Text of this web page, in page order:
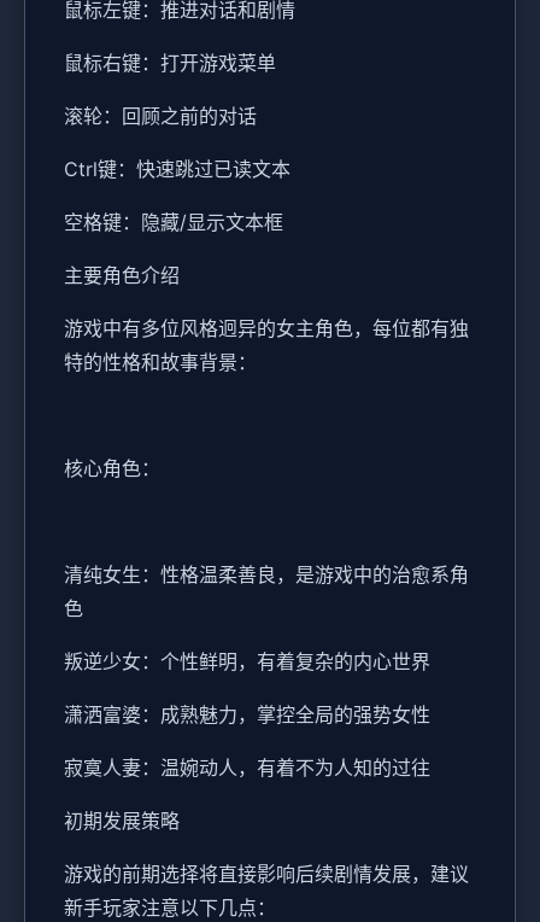
鼠标左键：推进对话和剧情
鼠标右键：打开游戏菜单
滚轮：回顾之前的对话
Ctrl键：快速跳过已读文本
空格键：隐藏/显示文本框
主要角色介绍
游戏中有多位风格迥异的女主角色，每位都有独
特的性格和故事背景：
核心角色：
清纯女生：性格温柔善良，是游戏中的治愈系角
色
叛逆少女：个性鲜明，有着复杂的内心世界
潇洒富婆：成熟魅力，掌控全局的强势女性
寂寞人妻：温婉动人，有着不为人知的过往
初期发展策略
游戏的前期选择将直接影响后续剧情发展，建议
新手玩家注意以下几点：